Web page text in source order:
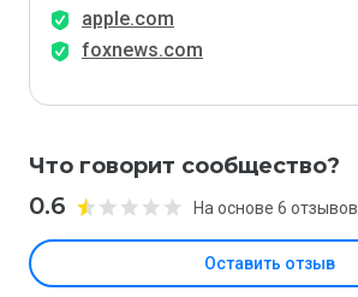
apple.com
foxnews.com
Что говорит сообщество?
0.6 На основе 6 отзывов
Оставить отзыв